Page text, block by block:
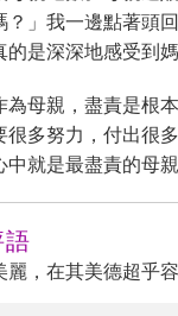
？」我一邊點著頭
是深深地感受到媽
為母親，盡責是根
多努力，付出很
就是最盡責的母親
，在其美德超乎容